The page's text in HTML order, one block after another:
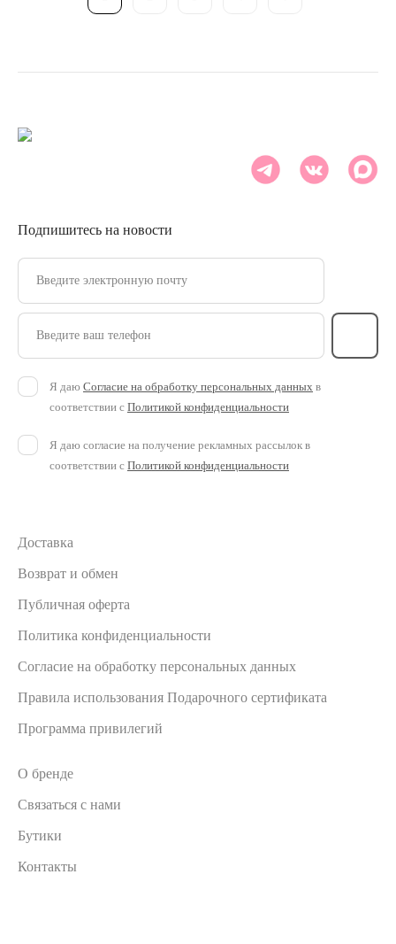
Доставка
Возврат и обмен
Публичная оферта
Политика конфиденциальности
Согласие на обработку персональных данных
Правила использования Подарочного сертификата
Программа привилегий
О бренде
Связаться с нами
Бутики
Контакты
Подпишитесь на новости
Введите электронную почту
Введите ваш телефон
Я даю Согласие на обработку персональных данных в
соответствии с Политикой конфиденциальности
Я даю согласие на получение рекламных рассылок в
соответствии с Политикой конфиденциальности